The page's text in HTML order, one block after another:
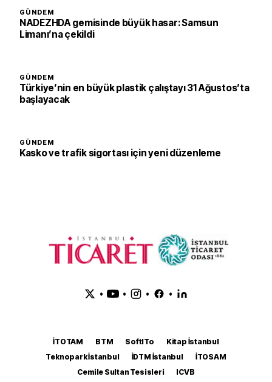
GÜNDEM
NADEZHDA gemisinde büyük hasar: Samsun
Limanı’na çekildi
GÜNDEM
Türkiye’nin en büyük plastik çalıştayı 31 Ağustos’ta
başlayacak
GÜNDEM
Kasko ve trafik sigortası için yeni düzenleme
• • • •
İTOTAM BTM SoftITo
Kitap İstanbul
Teknopark İstanbul
İDTM İstanbul
İTOSAM
Cemile Sultan Tesisleri
ICVB